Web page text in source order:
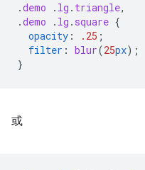
.demo . lg . triangle,
.demo . lg . square {
opacity : .25 ;
filter : blur(25px);
}
或